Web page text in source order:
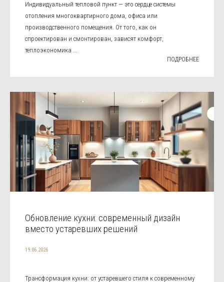
Индивидуальный тепловой пункт — это сердце системы
отопления многоквартирного дома, офиса или
производственного помещения. От того, как он
спроектирован и смонтирован, зависят комфорт,
теплоэкономика ...
ПОДРОБНЕЕ
Обновление кухни: современный дизайн
вместо устаревших решений
19.06.2026
Трансформация кухни: от устаревшего стиля к современному